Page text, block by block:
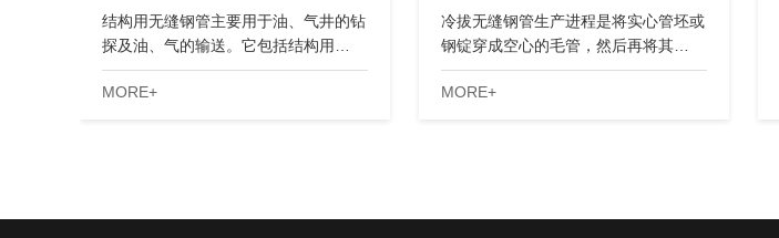
结构用无缝钢管主要用于油、气井的钻
探及油、气的输送。它包括结构用…
MORE+
冷拔无缝钢管生产进程是将实心管坯或
钢锭穿成空心的毛管，然后再将其…
MORE+